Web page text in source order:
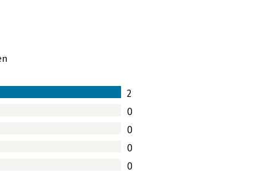
2
0
0
0
0